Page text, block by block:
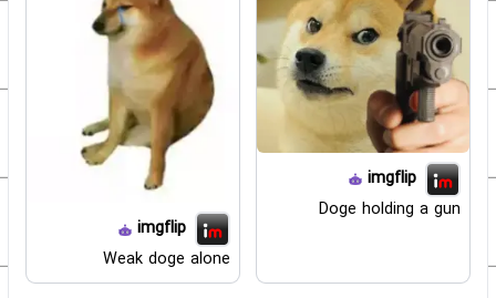
imgflip
Doge holding a gun
imgflip
Weak doge alone